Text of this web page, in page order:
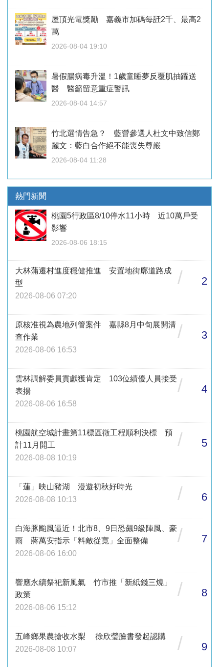
屋頂光電獎勵 嘉義市加碼每瓩2千、最高2
萬
2026-08-04 19:10
暑假腸病毒升溫！1歲童睡夢反覆肌抽躍送
醫 醫籲留意重症警訊
2026-08-04 14:57
竹北選情告急？ 藍營參選人杜文中致信鄭
麗文：藍白合作絕不能喪失尊嚴
2026-08-04 11:28
熱門新聞
桃園5行政區8/10停水11小時 近10萬戶受
影響
2026-08-06 18:15
大林蒲遷村進度穩健推進 安置地街廓道路成
型
2026-08-06 07:20
/ 2
原核准視為農地列管案件 嘉縣8月中旬展開清
查作業
2026-08-06 16:53
/ 3
雲林調解委員貢獻獲肯定 103位績優人員接受
表揚
2026-08-06 16:58
/ 4
桃園航空城計畫第11標區徵工程順利決標 預
計11月開工
2026-08-08 10:19
/ 5
「蓮」映山豬湖 漫遊初秋好時光
2026-08-08 10:13
/ 6
白海豚颱風逼近！北市8、9日恐飆9級陣風、豪
雨 蔣萬安指示「料敵從寬」全面整備
2026-08-06 16:00
/ 7
響應永續祭祀新風氣 竹市推「新紙錢三燒」
政策
2026-08-06 15:12
/ 8
五峰鄉果農搶收水梨 徐欣瑩臉書發起認購
2026-08-08 10:07
/ 9